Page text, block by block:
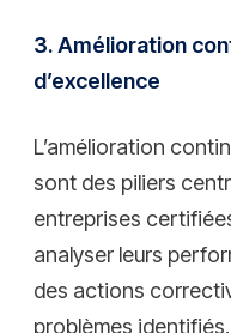
3. Amélioration
d’excellence
L’amélioration
sont des piliers
entreprises
analyser leurs
des actions
problèmes